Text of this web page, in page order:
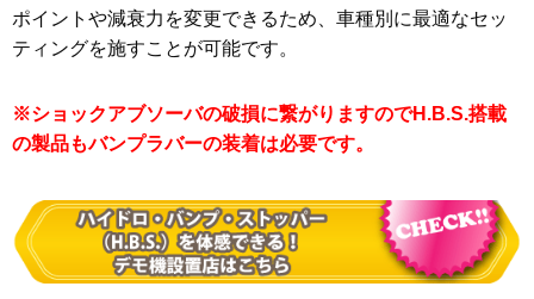
ポイントや減衰力を変更できるため、車種別に最適なセッ
ティングを施すことが可能です。
※ショックアブソーバの破損に繋がりますのでH.B.S.搭載
の製品もバンプラバーの装着は必要です。